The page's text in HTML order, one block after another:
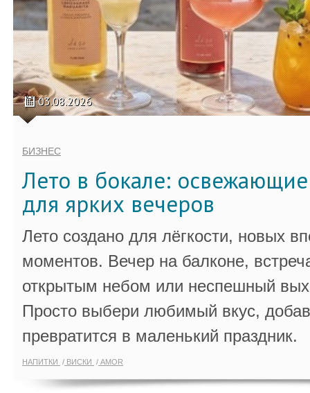
03.08.2026
БИЗНЕС
Лето в бокале:
для ярких вечеров
Лето создано для лёгкости, новых
моментов. Вечер на балконе,
открытым небом или неспешный
Просто выбери любимый вкус,
превратится в маленький праздник.
НАПИТКИ ВИСКИ AMOR